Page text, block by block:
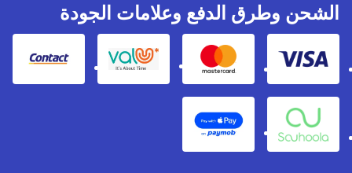
الشحن وطرق الدفع وعلامات الجودة
Visa
Mastercard
Valu
Contact
Souhoola
Apple Pay